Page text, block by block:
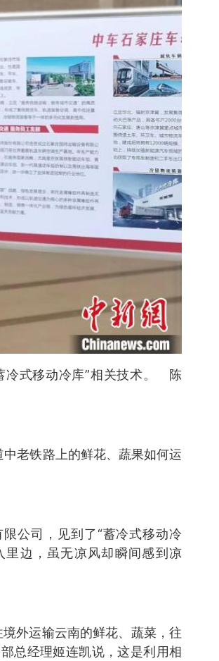
冷式移动冷库”相关技术。 陈
老铁路上的鲜花、蔬果如何运
公司，见到了“蓄冷式移动冷
里边，虽无凉风却瞬间感到凉
外运输云南的鲜花、蔬菜，往
总经理姬连凯说，这是利用相